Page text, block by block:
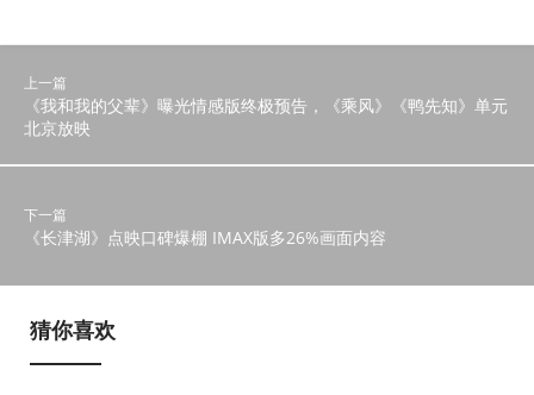
上一篇
《我和我的父辈》曝光情感版终极预告，《乘风》《鸭先知》单元
北京放映
下一篇
《长津湖》点映口碑爆棚 IMAX版多26%画面内容
猜你喜欢